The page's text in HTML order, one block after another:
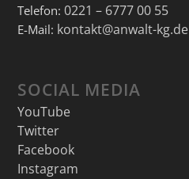
Telefon: 0221 – 6777 00 55
E-Mail: kontakt@anwalt-kg.de
SOCIAL MEDIA
YouTube
Twitter
Facebook
Instagram